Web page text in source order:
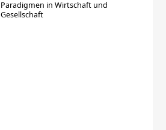
Paradigmen in Wirtschaft und
Gesellschaft